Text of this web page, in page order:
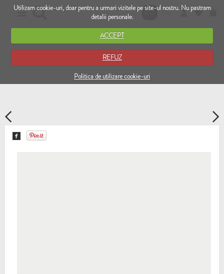
Utilizam cookie-uri, doar pentru a urmari vizitele pe site-ul nostru. Nu pastram
detalii personale.
ACCEPT
REFUZ
Politica de utilizare cookie-uri
RO EN